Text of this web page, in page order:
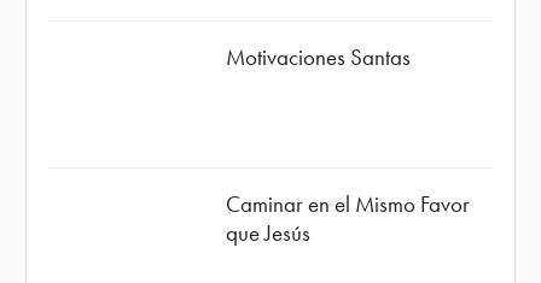
Motivaciones Santas
Caminar en el Mismo Favor
que Jesús